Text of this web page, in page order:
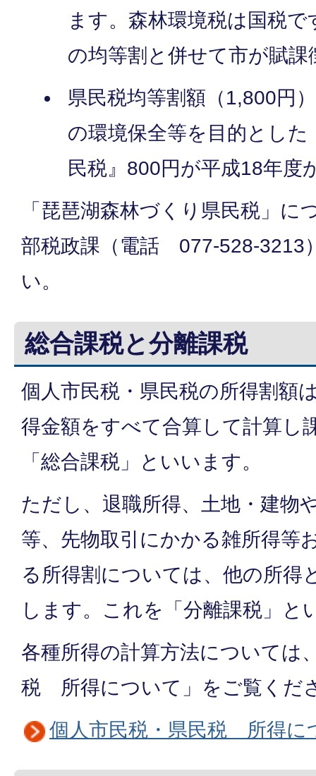
ます。森林環境税は国税
の均等割と併せて市が賦課
県民税均等割額（1,800円
の環境保全等を目的とし
民税』800円が平成18年度
「琵琶湖森林づくり県民税」に
部税政課（電話 077-528-3213
い。
総合課税と分離課税
個人市民税・県民税の所得割額
得金額をすべて合算して計算し
「総合課税」といいます。
ただし、退職所得、土地・建物
等、先物取引にかかる雑所得等
る所得割については、他の所得
します。これを「分離課税」と
各種所得の計算方法については
税 所得について」をご覧くだ
個人市民税・県民税 所得に